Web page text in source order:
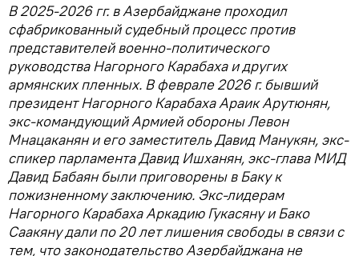
В 2025-2026 гг. в Азербайджане проходил
сфабрикованный судебный процесс против
представителей военно-политического
руководства Нагорного Карабаха и других
армянских пленных. В феврале 2026 г. бывший
президент Нагорного Карабаха Араик Арутюнян,
экс-командующий Армией обороны Левон
Мнацаканян и его заместитель Давид Манукян, экс-
спикер парламента Давид Ишханян, экс-глава МИД
Давид Бабаян были приговорены в Баку к
пожизненному заключению. Экс-лидерам
Нагорного Карабаха Аркадию Гукасяну и Бако
Саакяну дали по 20 лет лишения свободы в связи с
тем, что законодательство Азербайджана не